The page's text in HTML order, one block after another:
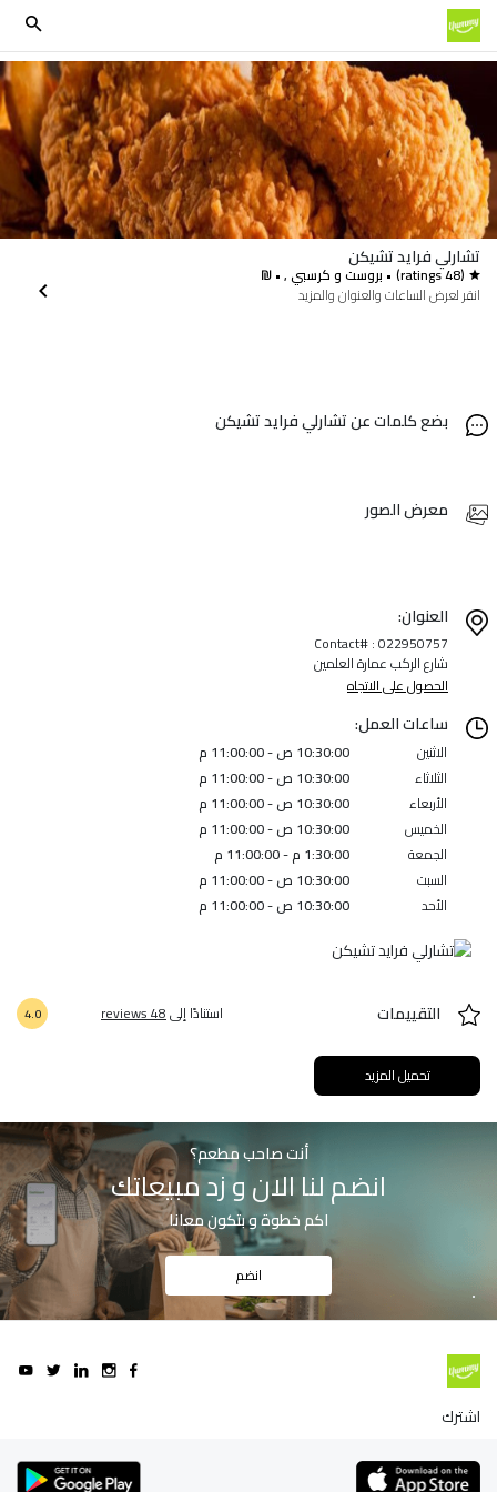
تشارلي فرايد تشيكن
(48 ratings) • بروست و كرسبي , • ₪
انقر لعرض الساعات والعنوان والمزيد
بضع كلمات عن تشارلي فرايد تشيكن
معرض الصور
العنوان:
Contact# : 022950757
شارع الركب عمارة العلمين
الحصول على الاتجاه
ساعات العمل:
الاثنين
10:30:00 ص - 11:00:00 م
الثلاثاء
10:30:00 ص - 11:00:00 م
الأربعاء
10:30:00 ص - 11:00:00 م
الخميس
10:30:00 ص - 11:00:00 م
الجمعة
1:30:00 م - 11:00:00 م
السبت
10:30:00 ص - 11:00:00 م
الأحد
10:30:00 ص - 11:00:00 م
التقييمات استنادًا إلى48 reviews
4.0
تحميل المزيد
أنت صاحب مطعم؟
انضم لنا الان و زد مبيعاتك
اكم خطوة و بتكون معانا
انضم
اشترك